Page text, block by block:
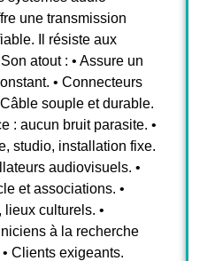
une transmission
Il résiste aux
atout : • Assure un
• Connecteurs
souple et durable.
: aucun bruit parasite. •
studio, installation fixe.
audiovisuels. •
et associations. •
lieux culturels. •
à la recherche
Clients exigeants.